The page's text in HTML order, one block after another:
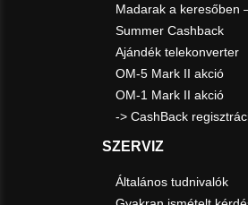
Madarak a keresőben
Summer Cashback
Ajándék telekonverter
OM-5 Mark II akció
OM-1 Mark II akció
-> CashBack
SZERVIZ
Általános tudnivalók